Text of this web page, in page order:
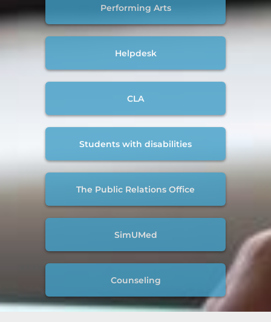
Performing Arts
Helpdesk
CLA
Students with disabilities
The Public Relations Office
SimUMed
Counseling